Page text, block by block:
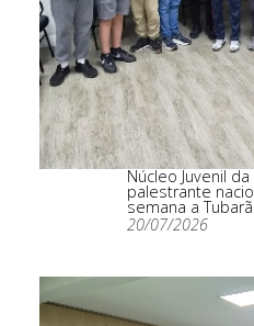
Núcleo Juvenil da
palestrante
semana a
20/07/2026